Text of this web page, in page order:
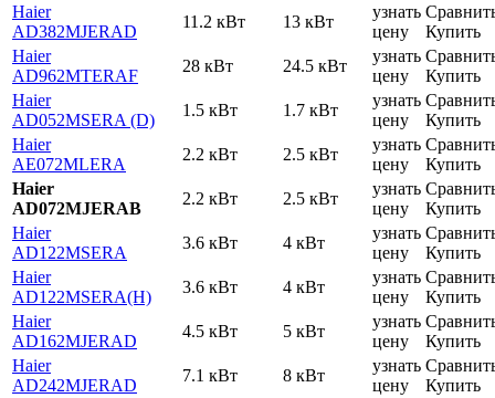
Haier
AD382MJERAD
11.2 кВт 13 кВт
узнать
цену
Купить
Haier
AD962MTERAF
28 кВт 24.5 кВт
узнать
цену
Купить
Haier
AD052MSERA (D)
1.5 кВт 1.7 кВт
узнать
цену
Купить
Haier
AE072MLERA
2.2 кВт 2.5 кВт
узнать
цену
Купить
Haier
AD072MJERAB
2.2 кВт 2.5 кВт
узнать
цену
Купить
Haier
AD122MSERA
3.6 кВт 4 кВт
узнать
цену
Купить
Haier
AD122MSERA(H)
3.6 кВт 4 кВт
узнать
цену
Купить
Haier
AD162MJERAD
4.5 кВт 5 кВт
узнать
цену
Купить
Haier
AD242MJERAD
7.1 кВт 8 кВт
узнать
цену
Купить